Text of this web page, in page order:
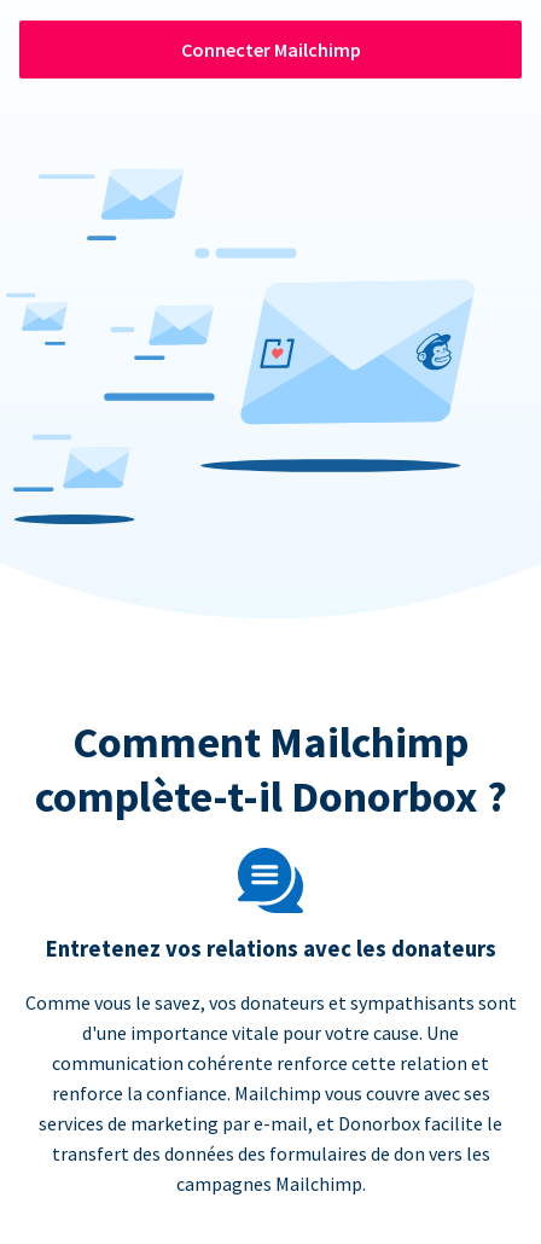
Connecter Mailchimp
Comment Mailchimp
complète-t-il Donorbox ?
Entretenez vos relations avec les donateurs
Comme vous le savez, vos donateurs et sympathisants sont
d'une importance vitale pour votre cause. Une
communication cohérente renforce cette relation et
renforce la confiance. Mailchimp vous couvre avec ses
services de marketing par e-mail, et Donorbox facilite le
transfert des données des formulaires de don vers les
campagnes Mailchimp.